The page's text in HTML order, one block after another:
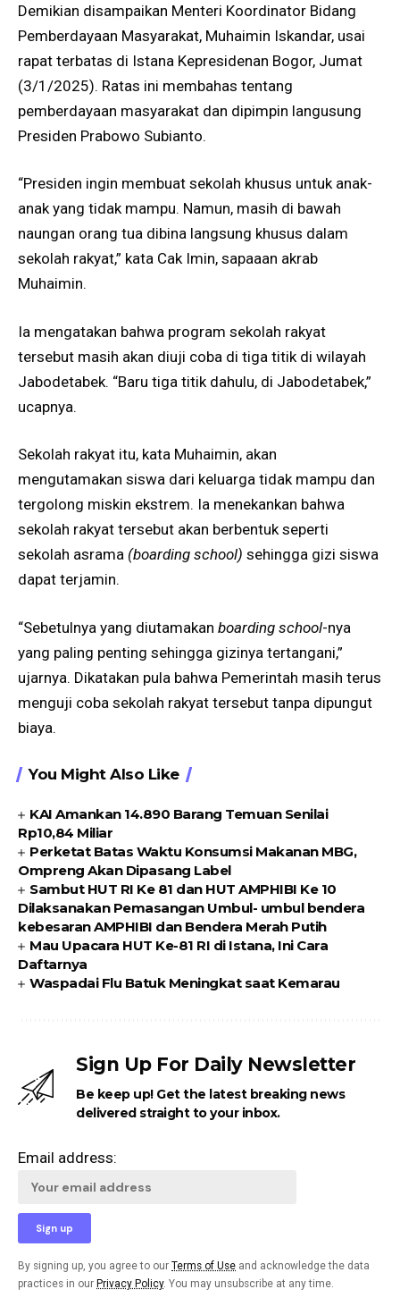
Demikian disampaikan Menteri Koordinator Bidang
Pemberdayaan Masyarakat, Muhaimin Iskandar, usai
rapat terbatas di Istana Kepresidenan Bogor, Jumat
(3/1/2025). Ratas ini membahas tentang
pemberdayaan masyarakat dan dipimpin langusung
Presiden Prabowo Subianto.
“Presiden ingin membuat sekolah khusus untuk anak-
anak yang tidak mampu. Namun, masih di bawah
naungan orang tua dibina langsung khusus dalam
sekolah rakyat,” kata Cak Imin, sapaaan akrab
Muhaimin.
Ia mengatakan bahwa program sekolah rakyat
tersebut masih akan diuji coba di tiga titik di wilayah
Jabodetabek. “Baru tiga titik dahulu, di Jabodetabek,”
ucapnya.
Sekolah rakyat itu, kata Muhaimin, akan
mengutamakan siswa dari keluarga tidak mampu dan
tergolong miskin ekstrem. Ia menekankan bahwa
sekolah rakyat tersebut akan berbentuk seperti
sekolah asrama (boarding school) sehingga gizi siswa
dapat terjamin.
“Sebetulnya yang diutamakan boarding school-nya
yang paling penting sehingga gizinya tertangani,”
ujarnya. Dikatakan pula bahwa Pemerintah masih terus
menguji coba sekolah rakyat tersebut tanpa dipungut
biaya.
You Might Also Like
KAI Amankan 14.890 Barang Temuan Senilai
Rp10,84 Miliar
Perketat Batas Waktu Konsumsi Makanan MBG,
Ompreng Akan Dipasang Label
Sambut HUT RI Ke 81 dan HUT AMPHIBI Ke 10
Dilaksanakan Pemasangan Umbul- umbul bendera
kebesaran AMPHIBI dan Bendera Merah Putih
Mau Upacara HUT Ke-81 RI di Istana, Ini Cara
Daftarnya
Waspadai Flu Batuk Meningkat saat Kemarau
Sign Up For Daily Newsletter
Be keep up! Get the latest breaking news
delivered straight to your inbox.
Email address:
By signing up, you agree to our Terms of Use and acknowledge the data
practices in our Privacy Policy. You may unsubscribe at any time.